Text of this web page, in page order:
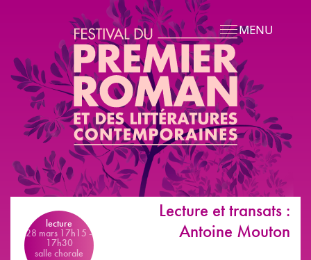
Aller au contenu principal
MENU
lecture
28 mars 17h15 -
17h30
salle chorale
Lecture et transats :
Antoine Mouton